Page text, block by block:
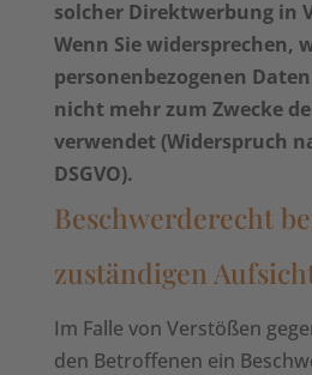
solcher Direktwerbung in
Wenn Sie widersprechen,
personenbezogenen
nicht mehr zum Zwecke
verwendet (Widerspruch
DSGVO).
Beschwerderecht
zuständigen
Im Falle von Verstößen
den Betroffenen ein